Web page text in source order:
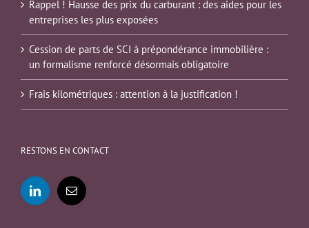
Rappel ! Hausse des prix du carburant : des aides pour les
entreprises les plus exposées
Cession de parts de SCI à prépondérance immobilière :
un formalisme renforcé désormais obligatoire
Frais kilométriques : attention à la justification !
RESTONS EN CONTACT